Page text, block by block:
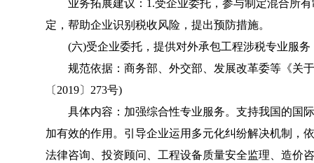
业务拓展建议：1.受企业委托，参与制定混合所有
定，帮助企业识别税收风险，提出预防措施。
(六)受企业委托，提供对外承包工程涉税专业服务
规范依据：商务部、外交部、发展改革委等《关
〔2019〕273号)
具体内容：加强综合性专业服务。支持我国的国
加有效的作用。引导企业运用多元化纠纷解决机制，
法律咨询、投资顾问、工程设备质量安全监理、造价